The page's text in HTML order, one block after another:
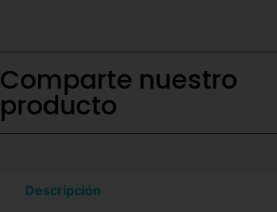
Comparte nuestro
producto
Descripción